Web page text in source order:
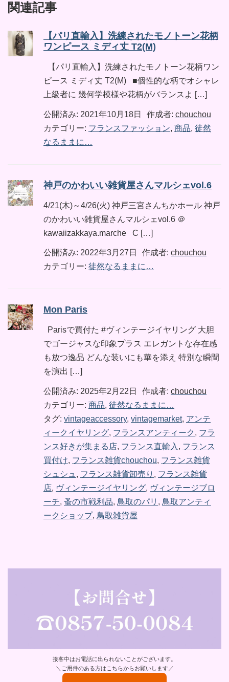
関連記事
【パリ直輸入】洗練されたモノトーン花柄
ワンピース ミディ丈 T2(М)
【パリ直輸入】洗練されたモノトーン花柄ワン
ピース ミディ丈 T2(М) ■個性的な柄でオシャレ
上級者に 幾何学模様や花柄がバランスよ […]
公開済み: 2021年10月18日 作成者: chouchou
カテゴリー: フランスファッション, 商品, 徒然
なるままに…
神戸のかわいい雑貨屋さんマルシェvol.6
4/21(木)～4/26(火) 神戸三宮さんちかホール 神戸
のかわいい雑貨屋さんマルシェvol.6 ＠
kawaiizakkaya.marche C […]
公開済み: 2022年3月27日 作成者: chouchou
カテゴリー: 徒然なるままに…
Mon Paris
Parisで買付た #ヴィンテージイヤリング 大胆
でゴージャスな印象プラス エレガントな存在感
も放つ逸品 どんな装いにも華を添え 特別な瞬間
を演出 […]
公開済み: 2025年2月22日 作成者: chouchou
カテゴリー: 商品, 徒然なるままに…
タグ: vintageaccessory, vintagemarket, アンテ
ィークイヤリング, フランスアンティーク , フラ
ンス好きが集まる店, フランス直輸入 , フランス
買付け, フランス雑貨chouchou, フランス雑貨
シュシュ , フランス雑貨卸売り , フランス雑貨
店, ヴィンテージイヤリング, ヴィンテージブロ
ーチ, 蚤の市戦利品, 鳥取のパリ , 鳥取アンティ
ークショップ, 鳥取雑貨屋
接客中はお電話に出られないことがございます。
＼ご用件のある方はこちらからお願いします／